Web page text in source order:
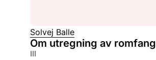
Solvej Balle
Om utregning av romfang
III